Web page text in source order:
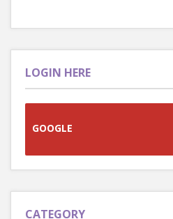
LOGIN HERE
GOOGLE
CATEGORY